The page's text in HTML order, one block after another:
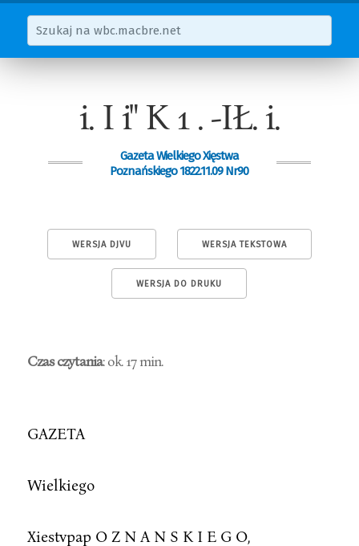
i. I i" K 1 . -IŁ. i.
Gazeta Wielkiego Xięstwa
Poznańskiego 1822.11.09 Nr90
WERSJA DJVU WERSJA TEKSTOWA
WERSJA DO DRUKU
Czas czytania: ok. 17 min.
GAZETA
Wielkiego
Xiestvpap O Z N A N S K I E G O,